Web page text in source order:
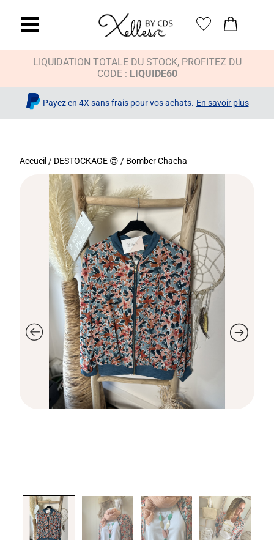
LIQUIDATION TOTALE DU STOCK, PROFITEZ DU
CODE : LIQUIDE60
Payez en 4X sans frais pour vos achats. En savoir plus
Accueil / DESTOCKAGE 😍 / Bomber Chacha